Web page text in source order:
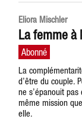
Eliora Mischler
La femme à
La
d’être du couple.
ne s’épanouit pas
même mission
elle.